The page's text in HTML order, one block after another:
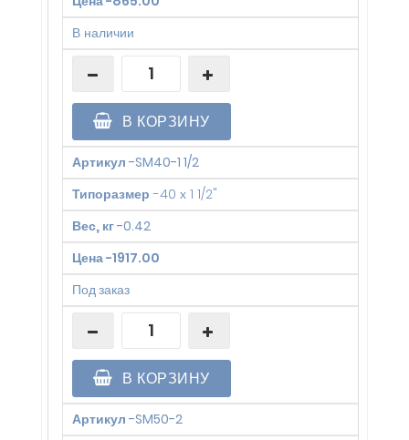
В наличии
В КОРЗИНУ
Артикул -SM40-1 1/2
Типоразмер -40 х 1 1/2"
Вес, кг-0.42
Цена-1917.00
Под заказ
В КОРЗИНУ
Артикул -SM50-2